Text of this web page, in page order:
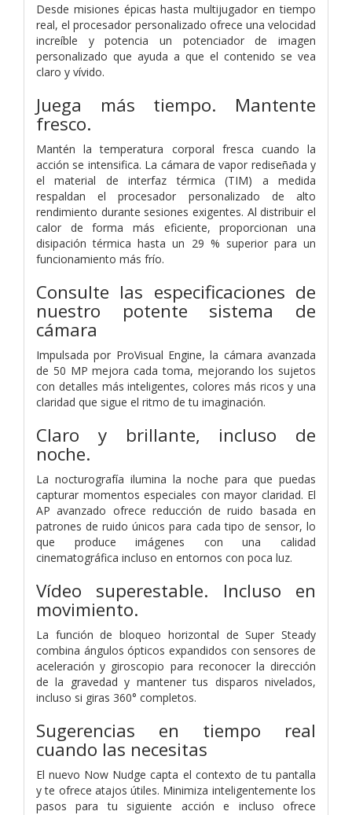
Desde misiones épicas hasta multijugador en tiempo
real, el procesador personalizado ofrece una velocidad
increíble y potencia un potenciador de imagen
personalizado que ayuda a que el contenido se vea
claro y vívido.
Juega más tiempo. Mantente
fresco.
Mantén la temperatura corporal fresca cuando la
acción se intensifica. La cámara de vapor rediseñada y
el material de interfaz térmica (TIM) a medida
respaldan el procesador personalizado de alto
rendimiento durante sesiones exigentes. Al distribuir el
calor de forma más eficiente, proporcionan una
disipación térmica hasta un 29 % superior para un
funcionamiento más frío.
Consulte las especificaciones de
nuestro potente sistema de
cámara
Impulsada por ProVisual Engine, la cámara avanzada
de 50 MP mejora cada toma, mejorando los sujetos
con detalles más inteligentes, colores más ricos y una
claridad que sigue el ritmo de tu imaginación.
Claro y brillante, incluso de
noche.
La nocturografía ilumina la noche para que puedas
capturar momentos especiales con mayor claridad. El
AP avanzado ofrece reducción de ruido basada en
patrones de ruido únicos para cada tipo de sensor, lo
que produce imágenes con una calidad
cinematográfica incluso en entornos con poca luz.
Vídeo superestable. Incluso en
movimiento.
La función de bloqueo horizontal de Super Steady
combina ángulos ópticos expandidos con sensores de
aceleración y giroscopio para reconocer la dirección
de la gravedad y mantener tus disparos nivelados,
incluso si giras 360° completos.
Sugerencias en tiempo real
cuando las necesitas
El nuevo Now Nudge capta el contexto de tu pantalla
y te ofrece atajos útiles. Minimiza inteligentemente los
pasos para tu siguiente acción e incluso ofrece